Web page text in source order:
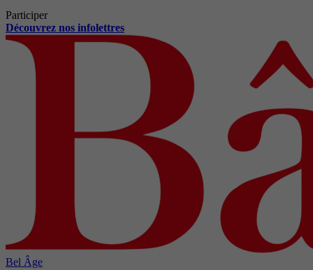
Participer
Découvrez nos infolettres
Bel Âge